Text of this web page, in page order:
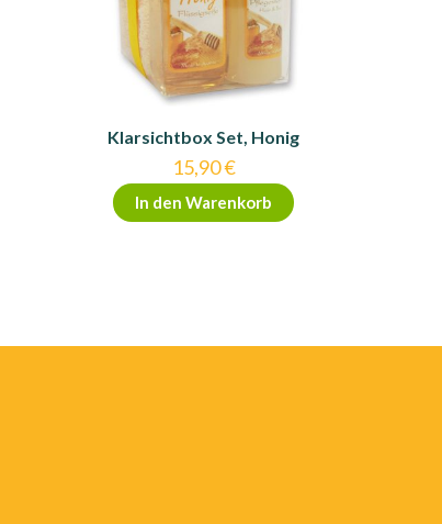
Klarsichtbox Set, Honig
15,90€
In den Warenkorb